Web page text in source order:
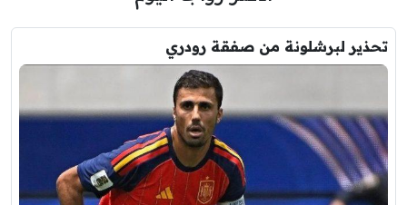
تحذير لبرشلونة من صفقة رودري